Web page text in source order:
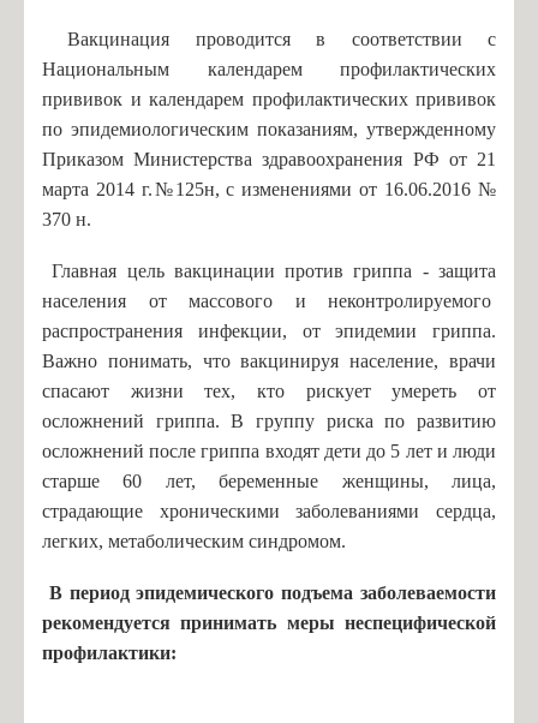
Мероприятия музея
Заочная викторина, посвященная Дню рождения В. Ф.
Маргелова
Партизанское движение
Партизанское движение на Псковщине
Для родителей
Социально-психологическое тестирование
Консультационная служба для родителей
Национальная академия предпринимательства
Профилактика гриппа
Информация о мерах личной и общественной
Всероссийский конкурс педагогического мастерства
«История в школе: традиции и новации»
Вакцинация проводится в соответствии с
Национальным календарем профилактических
прививок и календарем профилактических прививок
по эпидемиологическим показаниям, утвержденному
Приказом Министерства здравоохранения РФ от 21
марта 2014 г.№125н, с изменениями от 16.06.2016 №
370 н.
Главная цель вакцинации против гриппа - защита
населения от массового и неконтролируемого
распространения инфекции, от эпидемии гриппа.
Важно понимать, что вакцинируя население, врачи
спасают жизни тех, кто рискует умереть от
осложнений гриппа. В группу риска по развитию
осложнений после гриппа входят дети до 5 лет и люди
старше 60 лет, беременные женщины, лица,
страдающие хроническими заболеваниями сердца,
легких, метаболическим синдромом.
В период эпидемического подъема заболеваемости
рекомендуется принимать меры неспецифической
профилактики: